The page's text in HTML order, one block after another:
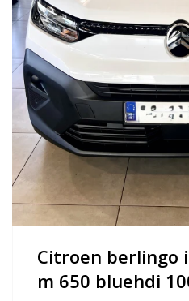
citroen berlingo iii (2) van taille
m 650 bluehdi